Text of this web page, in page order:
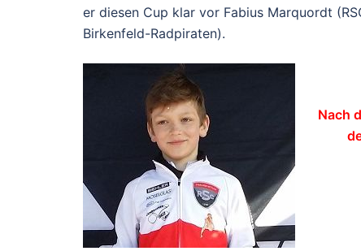
er diesen Cup klar vor Fabius Marquordt
Birkenfeld-Radpiraten).
Nach